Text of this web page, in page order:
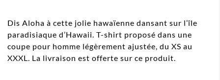
Dis Aloha à cette jolie hawaïenne dansant sur l’île
paradisiaque d’Hawaii. T-shirt proposé dans une
coupe pour homme légèrement ajustée, du XS au
XXXL. La livraison est offerte sur ce produit.